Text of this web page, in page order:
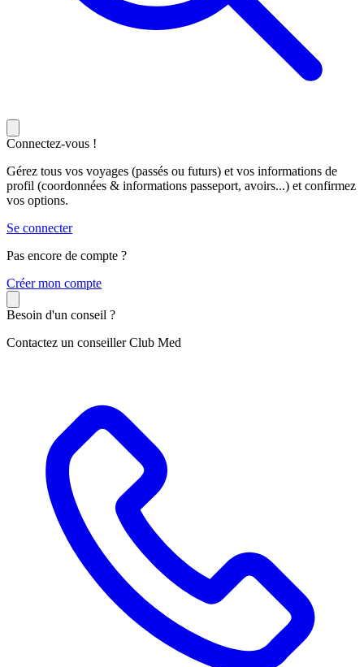
Connectez-vous !
Gérez tous vos voyages (passés ou futurs) et vos informations de
profil (coordonnées & informations passeport, avoirs...) et confirmez
vos options.
Se connecter
Pas encore de compte ?
Créer mon compte
Besoin d'un conseil ?
Contactez un conseiller Club Med